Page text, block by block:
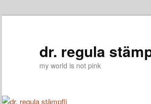
dr. regula
my world is not pink